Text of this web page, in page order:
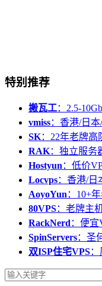
特别推荐
搬瓦工：2.5-
vmiss：香港/日
SK：22年老牌
RAK：独立服务
Hostyun ：低价
Locvps：香港/日
AoyoYun ：10+
80VPS：老牌主
RackNerd ：便
SpinServers：圣
双ISP住宅VPS